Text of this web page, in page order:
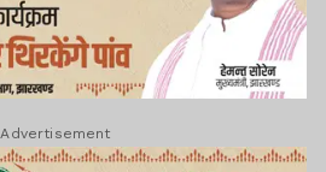
Advertisement